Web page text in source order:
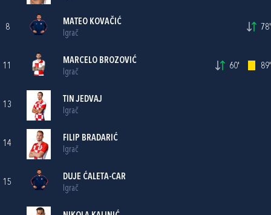
8
MATEO KOVAČIĆ
Igrač
78'
11
MARCELO BROZOVIĆ
Igrač
60' 89'
13
TIN JEDVAJ
Igrač
14
FILIP BRADARIĆ
Igrač
15
DUJE ĆALETA-CAR
Igrač